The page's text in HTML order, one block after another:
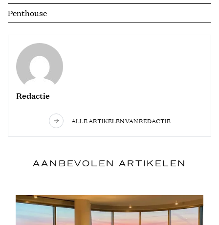
Penthouse
Redactie
ALLE ARTIKELEN VAN REDACTIE
AANBEVOLEN ARTIKELEN